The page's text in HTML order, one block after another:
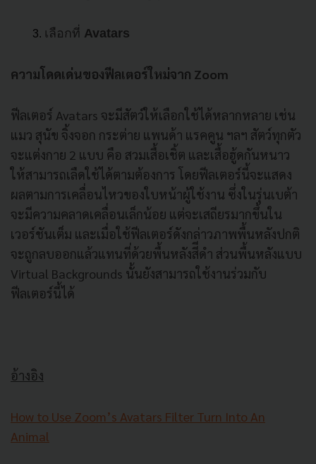
เลือกที่ Avatars
ความโดดเด่นของฟีลเตอร์ใหม่จาก Zoom
ฟีลเตอร์ Avatars จะมีสัตว์ให้เลือกใช้ได้หลากหลาย เช่น
แมว สุนัข จิ้งจอก กระต่าย แพนด้า แรคคูน ฯลฯ สัตว์ทุกตัว
จะแต่งกาย 2 แบบ คือ สวมเสื้อเชิ้ต และเสื้อฮู้ดกันหนาว
ให้สามารถเลืดใช้ได้ตามต้องการ โดยฟีลเตอร์นี้จะแสดง
ผลตามการเคลื่อนไหวของใบหน้าผู้ใช้งาน ซึ่งในรุ่นเบต้า
จะมีความคลาดเคลื่อนเล็กน้อย แต่จะเสถียรมากขึ้นใน
เวอร์ชันเต็ม และเมื่อใช้ฟีลเตอร์ดังกล่าวภาพพื้นหลังปกติ
จะถูกลบออกแล้วแทนที่ด้วยพื้นหลังสีีดำ ส่วนพื้นหลังแบบ
Virtual Backgrounds นั้นยังสามารถใช้งานร่วมกับ
ฟีลเตอร์นี้ได้
อ้างอิง
How to Use Zoom’s Avatars Filter Turn Into An
Animal